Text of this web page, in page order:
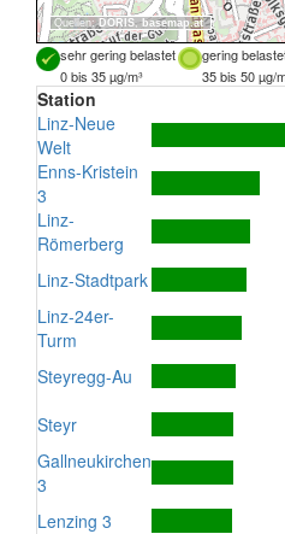
Quellen:DORIS, basemap.at
sehr gering belastet gering
0 bis 35 µg/m³
35 bis 50 µg/
Station
Linz-Neue
Welt
Enns-Kristein
3
Linz-
Römerberg
Linz-Stadtpark
Linz-24er-
Turm
Steyregg-Au
Steyr
Gallneukirchen
3
Lenzing 3